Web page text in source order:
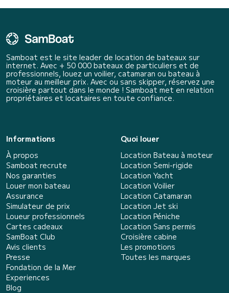
Samboat est le site leader de location de bateaux sur
internet. Avec + 50 000 bateaux de particuliers et de
professionnels, louez un voilier, catamaran ou bateau à
moteur au meilleur prix. Avec ou sans skipper, réservez une
croisière partout dans le monde ! Samboat met en relation
propriétaires et locataires en toute confiance.
Informations
À propos
Samboat recrute
Nos garanties
Louer mon bateau
Assurance
Simulateur de prix
Loueur professionnels
Cartes cadeaux
SamBoat Club
Avis clients
Presse
Fondation de la Mer
Experiences
Blog
Quoi louer
Location Bateau à moteur
Location Semi-rigide
Location Yacht
Location Voilier
Location Catamaran
Location Jet ski
Location Péniche
Location Sans permis
Croisière cabine
Les promotions
Toutes les marques